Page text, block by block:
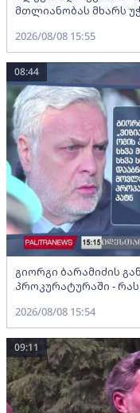
მთლიანობას მხარს
2026/08/08 15:55
გიორგი ბარამიძის
პროკურატურაში -
08:44
2026/08/08 15:54
09:11